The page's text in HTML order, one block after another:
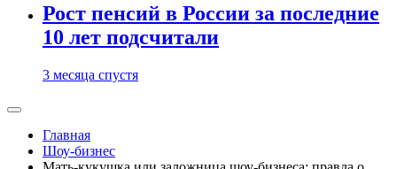
Рост пенсий в России за последние
10 лет подсчитали
3 месяца спустя
Главная
Шоу-бизнес